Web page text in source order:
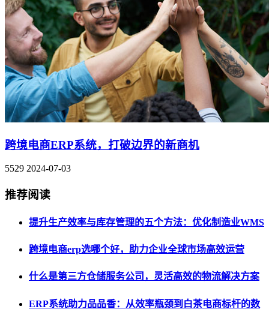
跨境电商ERP系统，打破边界的新商机
5529 2024-07-03
推荐阅读
提升生产效率与库存管理的五个方法：优化制造业WMS
跨境电商erp选哪个好，助力企业全球市场高效运营
什么是第三方仓储服务公司，灵活高效的物流解决方案
ERP系统助力品品香：从效率瓶颈到白茶电商标杆的数